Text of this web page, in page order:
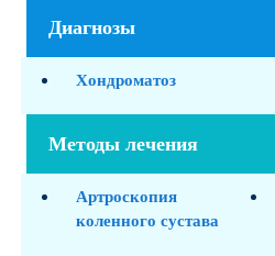
Диагнозы
Хондроматоз
Методы лечения
Артроскопия
коленного сустава